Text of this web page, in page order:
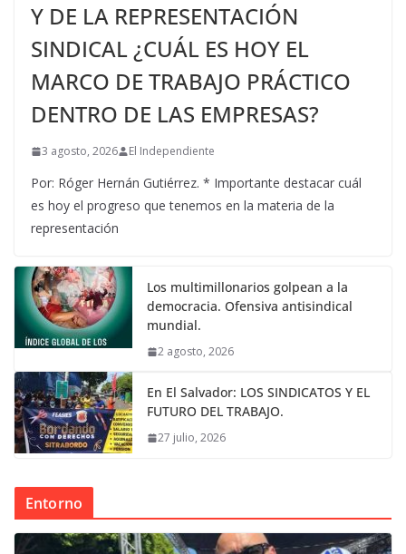
Y DE LA REPRESENTACIÓN
SINDICAL ¿CUÁL ES HOY EL
MARCO DE TRABAJO PRÁCTICO
DENTRO DE LAS EMPRESAS?
3 agosto, 2026 El Independiente
Por: Róger Hernán Gutiérrez. * Importante destacar cuál
es hoy el progreso que tenemos en la materia de la
representación
Los multimillonarios golpean a la
democracia. Ofensiva antisindical
mundial.
2 agosto, 2026
En El Salvador: LOS SINDICATOS Y EL
FUTURO DEL TRABAJO.
27 julio, 2026
Entorno